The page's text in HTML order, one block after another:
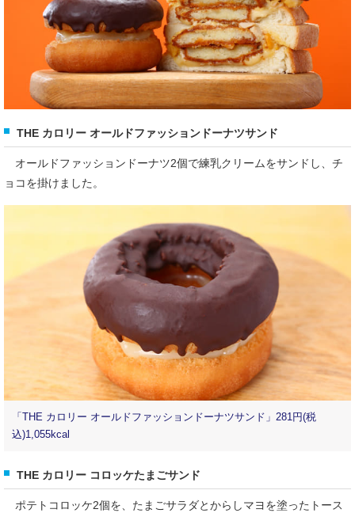
THE カロリー オールドファッションドーナツサンド
オールドファッションドーナツ2個で練乳クリームをサンドし、チ
ョコを掛けました。
「THE カロリー オールドファッションドーナツサンド」281円(税
込)1,055kcal
THE カロリー コロッケたまごサンド
ポテトコロッケ2個を、たまごサラダとからしマヨを塗ったトース